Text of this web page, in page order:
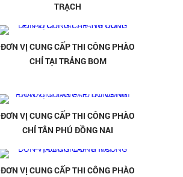
TRẠCH
ĐƠN VỊ CUNG CẤP THI CÔNG PHÀO
CHỈ TẠI TRẢNG BOM
ĐƠN VỊ CUNG CẤP THI CÔNG PHÀO
CHỈ TÂN PHÚ ĐỒNG NAI
ĐƠN VỊ CUNG CẤP THI CÔNG PHÀO